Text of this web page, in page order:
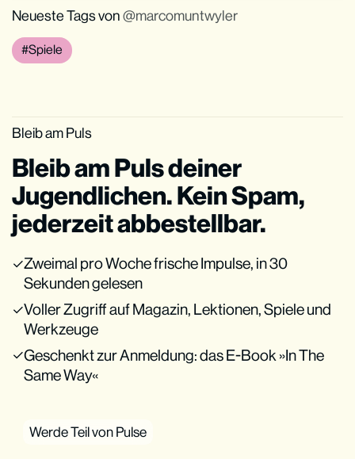
Neueste Tags von marcomuntwyler
Spiele
Bleib am Puls
Bleib am Puls deiner
Jugendlichen. Kein Spam,
jederzeit abbestellbar.
Zweimal pro Woche frische Impulse, in 30
Sekunden gelesen
Voller Zugriff auf Magazin, Lektionen, Spiele und
Werkzeuge
Geschenkt zur Anmeldung: das E-Book »In The
Same Way«
Werde Teil von Pulse